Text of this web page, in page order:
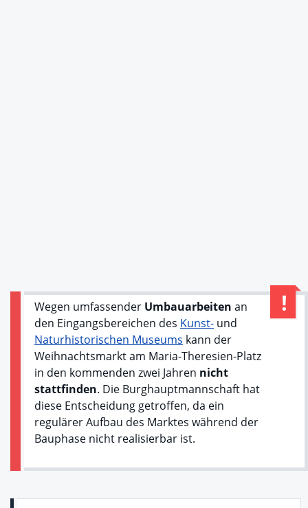
Wegen umfassender Umbauarbeiten an
den Eingangsbereichen des Kunst- und
Naturhistorischen Museums kann der
Weihnachtsmarkt am Maria-Theresien-Platz
in den kommenden zwei Jahren nicht
stattfinden. Die Burghauptmannschaft hat
diese Entscheidung getroffen, da ein
regulärer Aufbau des Marktes während der
Bauphase nicht realisierbar ist.